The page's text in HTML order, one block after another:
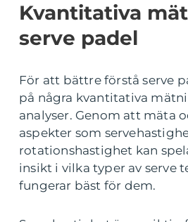
Kvantitativa
serve padel
För att bättre förstå serve
på några kvantitativa
analyser. Genom att mäta
aspekter som
rotationshastighet kan
insikt i vilka typer av serve
fungerar bäst för dem.